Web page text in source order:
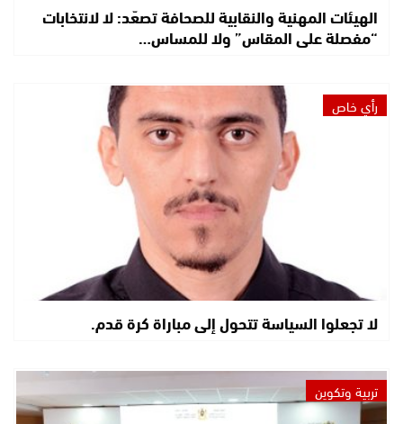
الهيئات المهنية والنقابية للصحافة تصعّد: لا لانتخابات
“مفصلة على المقاس” ولا للمساس…
رأي خاص
لا تجعلوا السياسة تتحول إلى مباراة كرة قدم.
تربية وتكوين